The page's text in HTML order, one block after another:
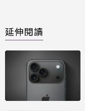
延伸閱讀